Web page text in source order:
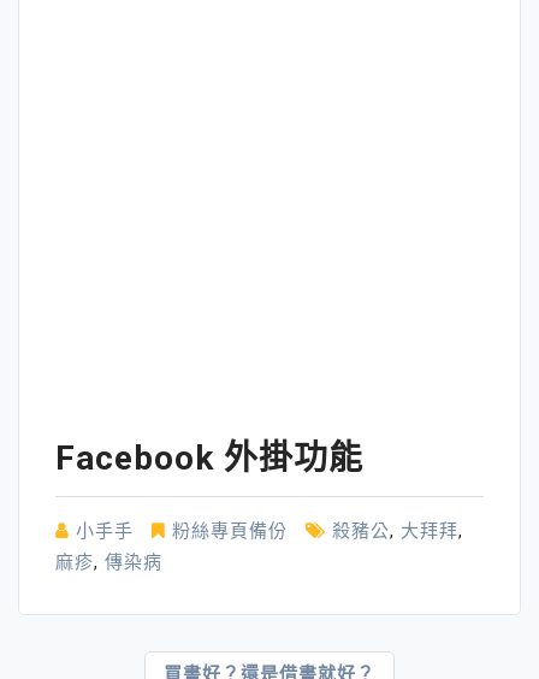
Facebook 外掛功能
小手手 粉絲專頁備份 殺豬公, 大拜拜,
麻疹, 傳染病
買書好？還是借書就好？